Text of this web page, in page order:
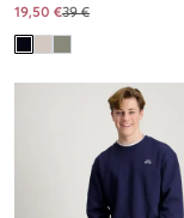
19,50 €39 €